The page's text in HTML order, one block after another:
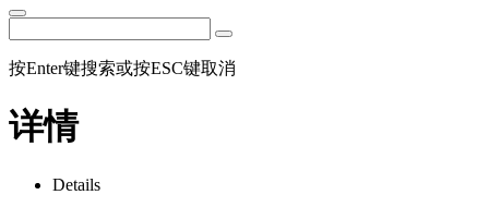
按Enter键搜索或按ESC键取消
详情
Details